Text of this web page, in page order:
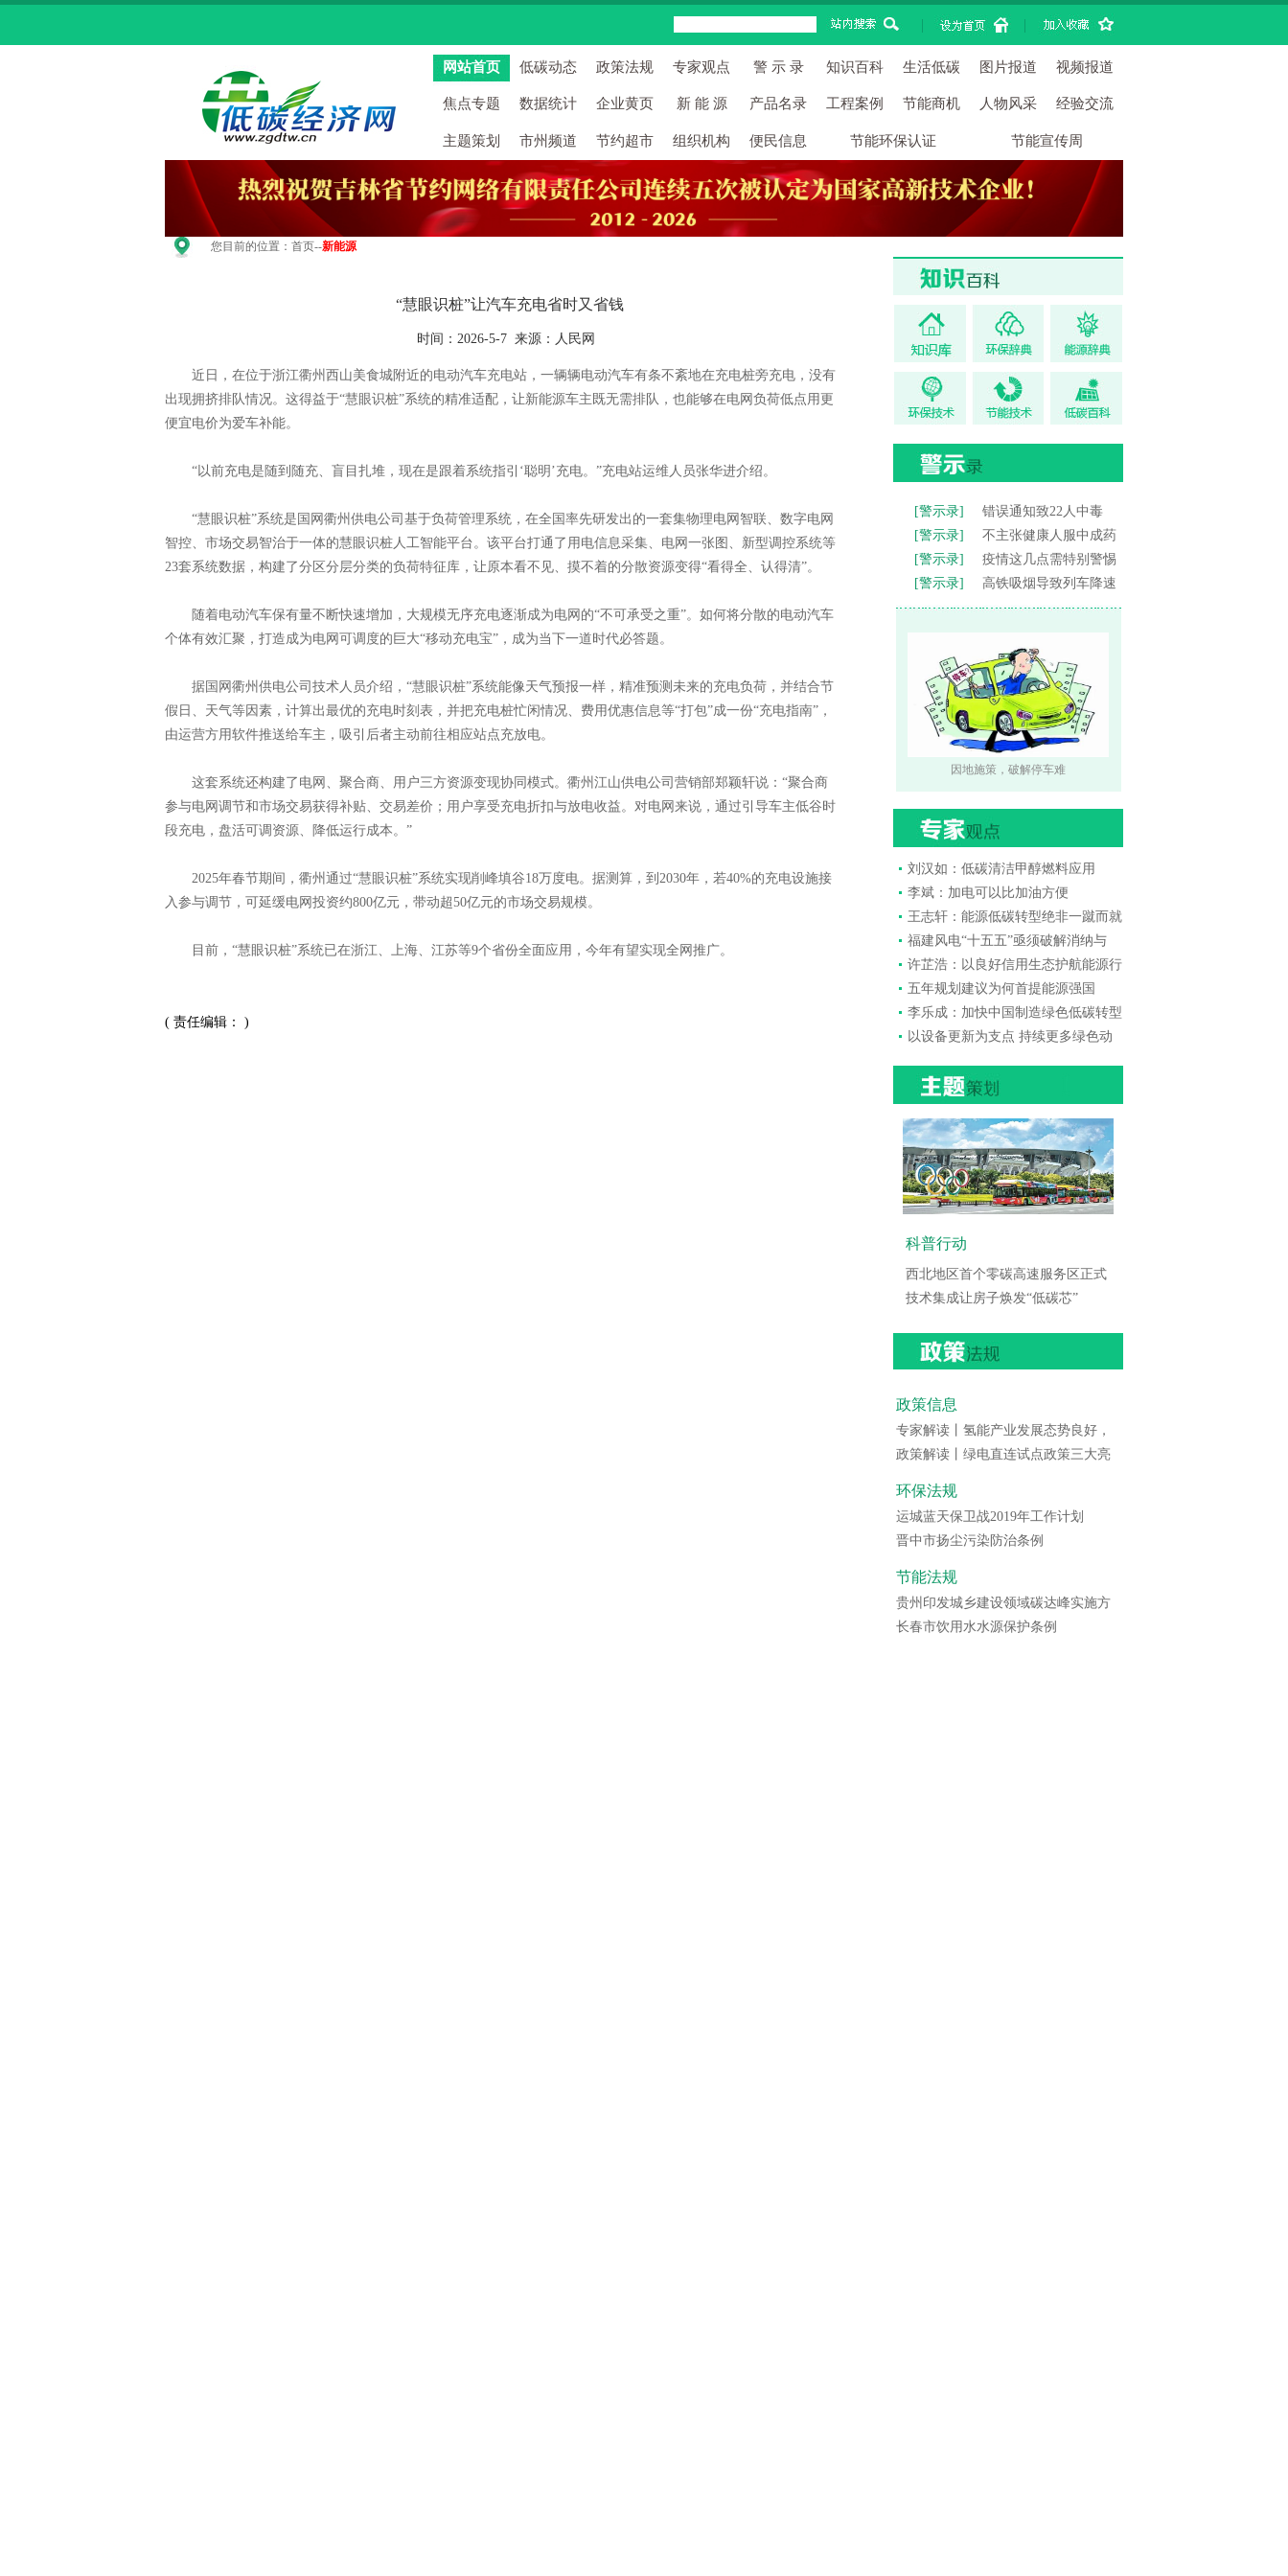
| |
网站首页 低碳动态 政策法规 专家观点 警 示 录 知识百科 生活低碳 图片报道 视频报道
焦点专题 数据统计 企业黄页 新 能 源 产品名录 工程案例 节能商机 人物风采 经验交流
主题策划 市州频道 节约超市 组织机构 便民信息 节能环保认证 节能宣传周
您目前的位置： 首页--新能源
“慧眼识桩”让汽车充电省时又省钱
时间：2026-5-7 来源：人民网
近日，在位于浙江衢州西山美食城附近的电动汽车充电站，一辆辆电动汽车有条不紊地在充电桩旁充电，没有
出现拥挤排队情况。这得益于“慧眼识桩”系统的精准适配，让新能源车主既无需排队，也能够在电网负荷低点用更
便宜电价为爱车补能。
“以前充电是随到随充、盲目扎堆，现在是跟着系统指引‘聪明’充电。”充电站运维人员张华进介绍。
“慧眼识桩”系统是国网衢州供电公司基于负荷管理系统，在全国率先研发出的一套集物理电网智联、数字电网
智控、市场交易智治于一体的慧眼识桩人工智能平台。该平台打通了用电信息采集、电网一张图、新型调控系统等
23套系统数据，构建了分区分层分类的负荷特征库，让原本看不见、摸不着的分散资源变得“看得全、认得清”。
随着电动汽车保有量不断快速增加，大规模无序充电逐渐成为电网的“不可承受之重”。如何将分散的电动汽车
个体有效汇聚，打造成为电网可调度的巨大“移动充电宝”，成为当下一道时代必答题。
据国网衢州供电公司技术人员介绍，“慧眼识桩”系统能像天气预报一样，精准预测未来的充电负荷，并结合节
假日、天气等因素，计算出最优的充电时刻表，并把充电桩忙闲情况、费用优惠信息等“打包”成一份“充电指南”，
由运营方用软件推送给车主，吸引后者主动前往相应站点充放电。
这套系统还构建了电网、聚合商、用户三方资源变现协同模式。衢州江山供电公司营销部郑颖轩说：“聚合商
参与电网调节和市场交易获得补贴、交易差价；用户享受充电折扣与放电收益。对电网来说，通过引导车主低谷时
段充电，盘活可调资源、降低运行成本。”
2025年春节期间，衢州通过“慧眼识桩”系统实现削峰填谷18万度电。据测算，到2030年，若40%的充电设施接
入参与调节，可延缓电网投资约800亿元，带动超50亿元的市场交易规模。
目前，“慧眼识桩”系统已在浙江、上海、江苏等9个省份全面应用，今年有望实现全网推广。
( 责任编辑： )
[警示录]
错误通知致22人中毒
[警示录]
不主张健康人服中成药
[警示录]
疫情这几点需特别警惕
[警示录]
高铁吸烟导致列车降速
因地施策，破解停车难
刘汉如：低碳清洁甲醇燃料应用
李斌：加电可以比加油方便
王志轩：能源低碳转型绝非一蹴而就
福建风电“十五五”亟须破解消纳与
许芷浩：以良好信用生态护航能源行
五年规划建议为何首提能源强国
李乐成：加快中国制造绿色低碳转型
以设备更新为支点 持续更多绿色动
科普行动
西北地区首个零碳高速服务区正式
技术集成让房子焕发“低碳芯”
政策信息
专家解读丨氢能产业发展态势良好，
政策解读丨绿电直连试点政策三大亮
环保法规
运城蓝天保卫战2019年工作计划
晋中市扬尘污染防治条例
节能法规
贵州印发城乡建设领域碳达峰实施方
长春市饮用水水源保护条例